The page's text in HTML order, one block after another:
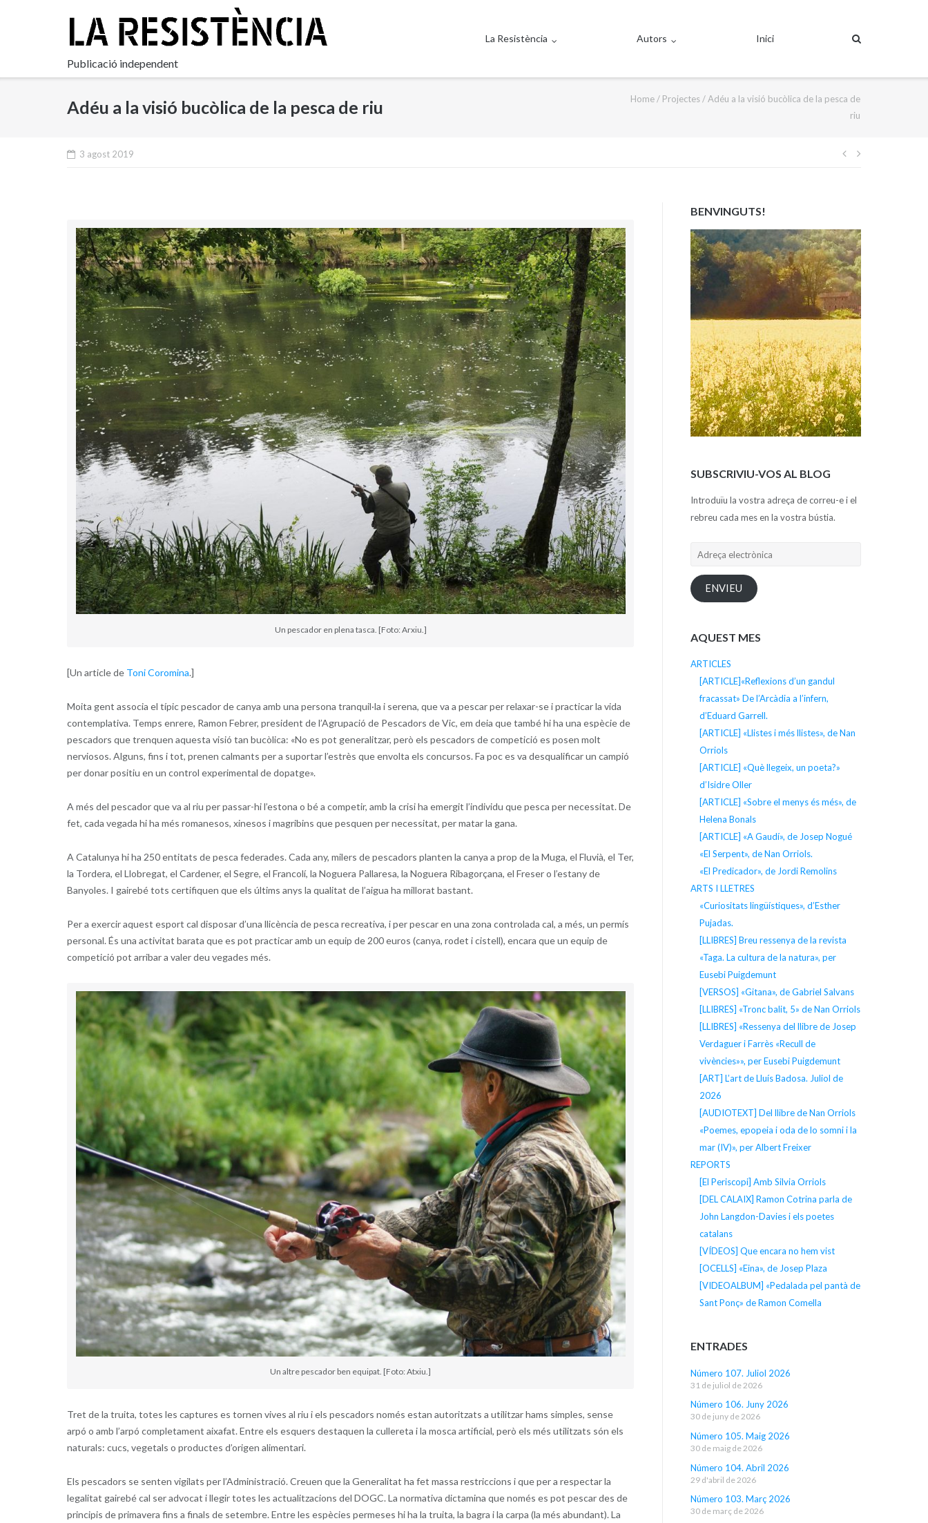
Publicació independent
La Resistència Autors Inici
Adéu a la visió bucòlica de la pesca de riu Home/ Projectes/Adéu a la visió bucòlica de la pesca de
riu
3 agost 2019
Navegació
Un pescador en plena tasca. [Foto: Arxiu.]
[Un article de Toni Coromina.]
Moita gent associa el típic pescador de canya amb una persona tranquil·la i serena, que va a pescar per relaxar-se i practicar la vida
contemplativa. Temps enrere, Ramon Febrer, president de l’Agrupació de Pescadors de Vic, em deia que també hi ha una espècie de
pescadors que trenquen aquesta visió tan bucòlica: «No es pot generalitzar, però els pescadors de competició es posen molt
nerviosos. Alguns, fins i tot, prenen calmants per a suportar l’estrès que envolta els concursos. Fa poc es va desqualificar un campió
per donar positiu en un control experimental de dopatge».
A més del pescador que va al riu per passar-hi l’estona o bé a competir, amb la crisi ha emergit l’individu que pesca per necessitat. De
fet, cada vegada hi ha més romanesos, xinesos i magribins que pesquen per necessitat, per matar la gana.
A Catalunya hi ha 250 entitats de pesca federades. Cada any, milers de pescadors planten la canya a prop de la Muga, el Fluvià, el Ter,
la Tordera, el Llobregat, el Cardener, el Segre, el Francolí, la Noguera Pallaresa, la Noguera Ribagorçana, el Freser o l’estany de
Banyoles. I gairebé tots certifiquen que els últims anys la qualitat de l’aigua ha millorat bastant.
Per a exercir aquest esport cal disposar d’una llicència de pesca recreativa, i per pescar en una zona controlada cal, a més, un permís
personal. És una activitat barata que es pot practicar amb un equip de 200 euros (canya, rodet i cistell), encara que un equip de
competició pot arribar a valer deu vegades més.
Un altre pescador ben equipat. [Foto: Atxiu.]
Tret de la truita, totes les captures es tornen vives al riu i els pescadors només estan autoritzats a utilitzar hams simples, sense
arpó o amb l’arpó completament aixafat. Entre els esquers destaquen la cullereta i la mosca artificial, però els més utilitzats són els
naturals: cucs, vegetals o productes d’origen alimentari.
Els pescadors se senten vigilats per l’Administració. Creuen que la Generalitat ha fet massa restriccions i que per a respectar la
legalitat gairebé cal ser advocat i llegir totes les actualitzacions del DOGC. La normativa dictamina que només es pot pescar des de
principis de primavera fins a finals de setembre. Entre les espècies permeses hi ha la truita, la bagra i la carpa (la més abundant). La
BENVINGUTS!
SUBSCRIVIU-VOS AL BLOG
Introduïu la vostra adreça de correu-e i el
rebreu cada mes en la vostra bústia.
Adreça
ENVIEU
AQUEST MES
ARTICLES
[ARTICLE]«Reflexions d’un gandul
fracassat» De l’Arcàdia a l’infern,
d’Eduard Garrell.
[ARTICLE] «Llistes i més llistes», de Nan
Orriols
[ARTICLE] «Què llegeix, un poeta?»
d’Isidre Oller
[ARTICLE] «Sobre el menys és més», de
Helena Bonals
[ARTICLE] «A Gaudí», de Josep Nogué
«El Serpent», de Nan Orriols.
«El Predicador», de Jordi Remolins
ARTS I LLETRES
«Curiositats lingüístiques», d’Esther
Pujadas.
[LLIBRES] Breu ressenya de la revista
«Taga. La cultura de la natura», per
Eusebi Puigdemunt
[VERSOS] «Gitana», de Gabriel Salvans
[LLIBRES] «Tronc balit, 5» de Nan Orriols
[LLIBRES] «Ressenya del llibre de Josep
Verdaguer i Farrès «Recull de
vivències»», per Eusebi Puigdemunt
[ART] L’art de Lluís Badosa. Juliol de
2026
[AUDIOTEXT] Del llibre de Nan Orriols
«Poemes, epopeia i oda de lo somni i la
mar (IV)», per Albert Freixer
REPORTS
[El Periscopi] Amb Silvia Orriols
[DEL CALAIX] Ramon Cotrina parla de
John Langdon-Davies i els poetes
catalans
[VÍDEOS] Que encara no hem vist
[OCELLS] «Eina», de Josep Plaza
[VIDEOALBUM] «Pedalada pel pantà de
Sant Ponç» de Ramon Comella
ENTRADES
Número 107. Juliol 2026
31 de juliol de 2026
Número 106. Juny 2026
30 de juny de 2026
Número 105. Maig 2026
30 de maig de 2026
Número 104. Abril 2026
29 d'abril de 2026
Número 103. Març 2026
30 de març de 2026